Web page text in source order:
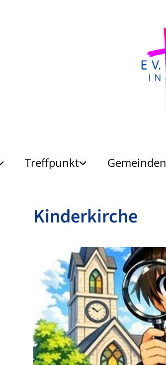
Treffpunkt Gemeinden
Kinderkirche